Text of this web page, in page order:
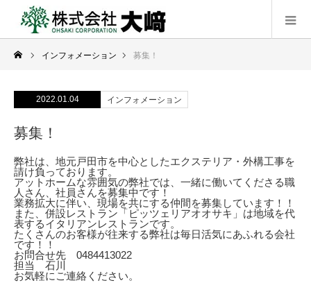
インフォメーション 募集！
2022.01.04 インフォメーション
募集！
弊社は、地元戸田市を中心としたエクステリア・外構工事を
請け負っております。
アットホームな雰囲気の弊社では、一緒に働いてくださる職
人さん、社員さんを募集中です！
業務拡大に伴い、現場を共にする仲間を募集しています！！
また、併設レストラン「ピッツェリアオオサキ」は地域を代
表するイタリアンレストランです。
たくさんのお客様が往来する弊社は毎日活気にあふれる会社
です！！
お問合せ先 0484413022
担当 石川
お気軽にご連絡ください。